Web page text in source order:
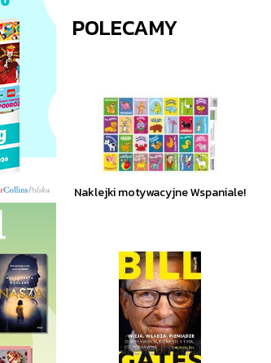
POLECAMY
Naklejki motywacyjne Wspaniale!